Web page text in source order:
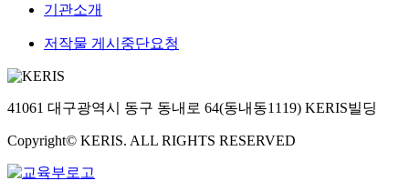
기관소개
저작물 게시중단요청
41061 대구광역시 동구 동내로 64(동내동1119) KERIS빌딩
Copyright© KERIS. ALL RIGHTS RESERVED